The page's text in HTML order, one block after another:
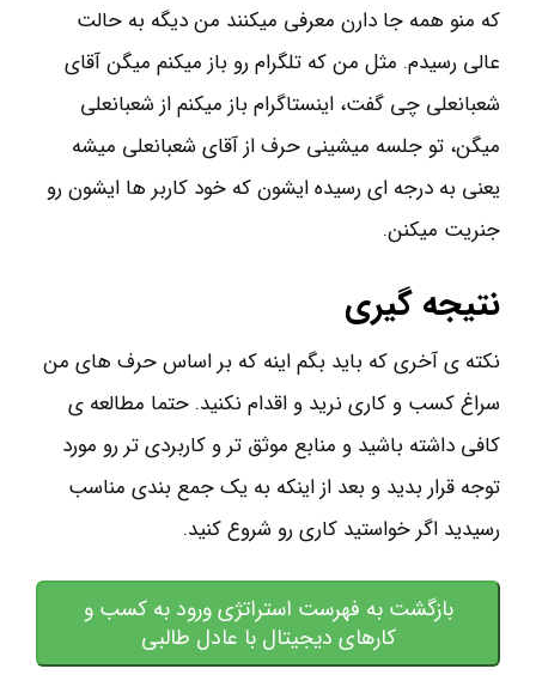
که منو همه جا دارن معرفی میکنند من دیگه به حالت
عالی رسیدم. مثل من که تلگرام رو باز میکنم میگن آقای
شعبانعلی چی گفت، اینستاگرام باز میکنم از شعبانعلی
میگن، تو جلسه میشینی حرف از آقای شعبانعلی میشه
یعنی به درجه ای رسیده ایشون که خود کاربر ها ایشون رو
جنریت میکنن.
نتیجه گیری
نکته ی آخری که باید بگم اینه که بر اساس حرف های من
سراغ کسب و کاری نرید و اقدام نکنید. حتما مطالعه ی
کافی داشته باشید و منابع موثق تر و کاربردی تر رو مورد
توجه قرار بدید و بعد از اینکه به یک جمع بندی مناسب
رسیدید اگر خواستید کاری رو شروع کنید.
بازگشت به فهرست استراتژی ورود به کسب و
کارهای دیجیتال با عادل طالبی